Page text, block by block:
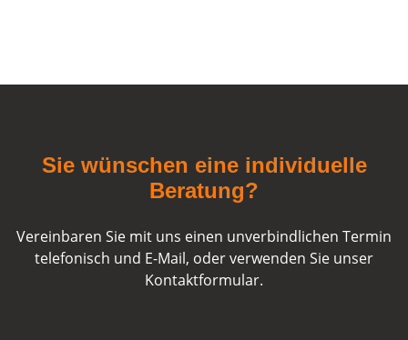
Sie wünschen eine individuelle
Beratung?
Vereinbaren Sie mit uns einen unverbindlichen Termin
telefonisch und E-Mail, oder verwenden Sie unser
Kontaktformular.